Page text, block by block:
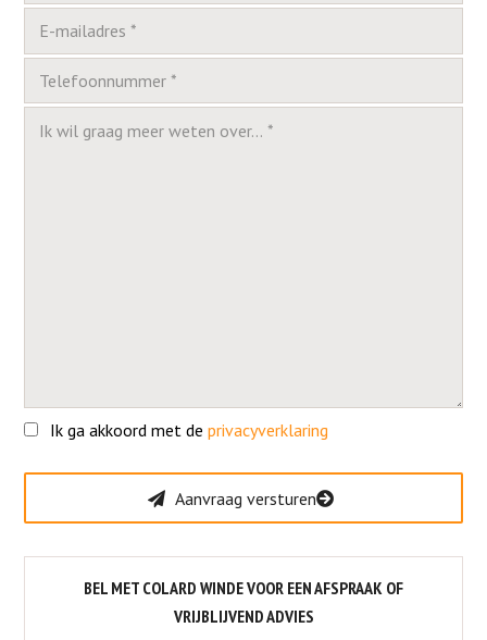
Ik ga akkoord met deprivacyverklaring
Gelieve dit veld leeg te laten.
Aanvraag versturen
BEL MET COLARD WINDE VOOR EEN AFSPRAAK OF
VRIJBLIJVEND ADVIES